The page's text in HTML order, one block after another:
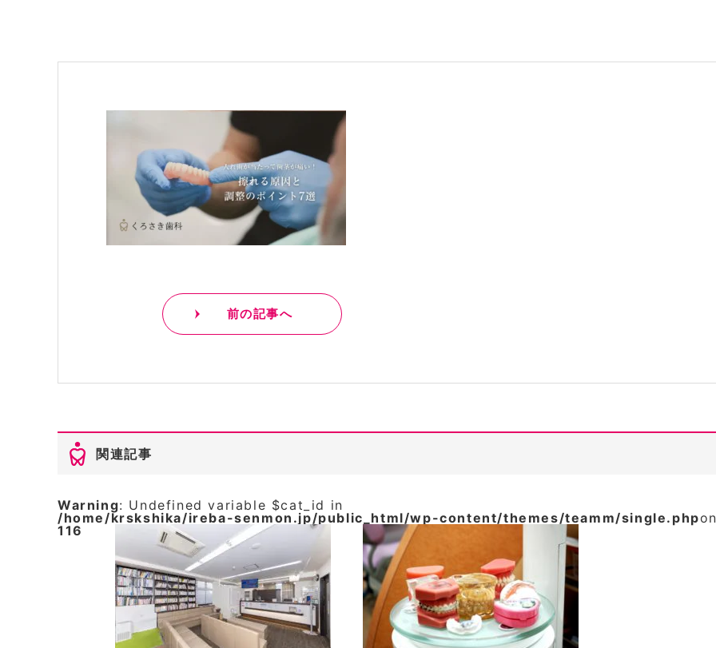
前の記事へ
関連記事
Warning: Undefined variable $cat_id in
/home/krskshika/ireba-senmon.jp/public_html/wp-content/themes/teamm/single.php
116